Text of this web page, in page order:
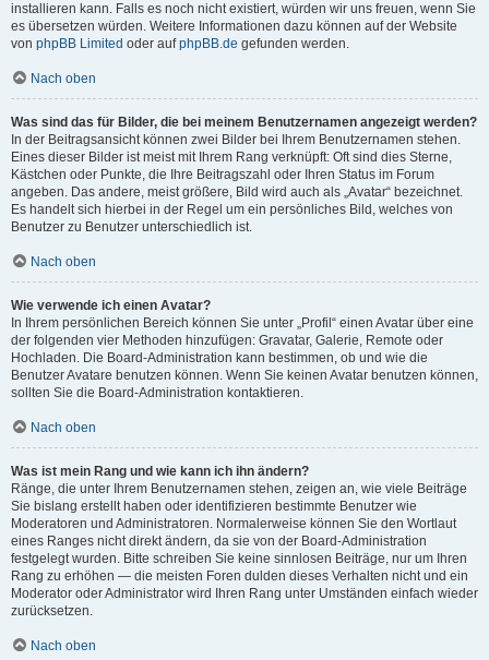
installieren kann. Falls es noch nicht existiert, würden wir uns freuen, wenn Sie
es übersetzen würden. Weitere Informationen dazu können auf der Website
von phpBB Limited oder aufphpBB.de gefunden werden.
Nach oben
Was sind das für Bilder, die bei meinem Benutzernamen angezeigt werden?
In der Beitragsansicht können zwei Bilder bei Ihrem Benutzernamen stehen.
Eines dieser Bilder ist meist mit Ihrem Rang verknüpft: Oft sind dies Sterne,
Kästchen oder Punkte, die Ihre Beitragszahl oder Ihren Status im Forum
angeben. Das andere, meist größere, Bild wird auch als „Avatar“ bezeichnet.
Es handelt sich hierbei in der Regel um ein persönliches Bild, welches von
Benutzer zu Benutzer unterschiedlich ist.
Nach oben
Wie verwende ich einen Avatar?
In Ihrem persönlichen Bereich können Sie unter „Profil“ einen Avatar über eine
der folgenden vier Methoden hinzufügen: Gravatar, Galerie, Remote oder
Hochladen. Die Board-Administration kann bestimmen, ob und wie die
Benutzer Avatare benutzen können. Wenn Sie keinen Avatar benutzen können,
sollten Sie die Board-Administration kontaktieren.
Nach oben
Was ist mein Rang und wie kann ich ihn ändern?
Ränge, die unter Ihrem Benutzernamen stehen, zeigen an, wie viele Beiträge
Sie bislang erstellt haben oder identifizieren bestimmte Benutzer wie
Moderatoren und Administratoren. Normalerweise können Sie den Wortlaut
eines Ranges nicht direkt ändern, da sie von der Board-Administration
festgelegt wurden. Bitte schreiben Sie keine sinnlosen Beiträge, nur um Ihren
Rang zu erhöhen — die meisten Foren dulden dieses Verhalten nicht und ein
Moderator oder Administrator wird Ihren Rang unter Umständen einfach wieder
zurücksetzen.
Nach oben